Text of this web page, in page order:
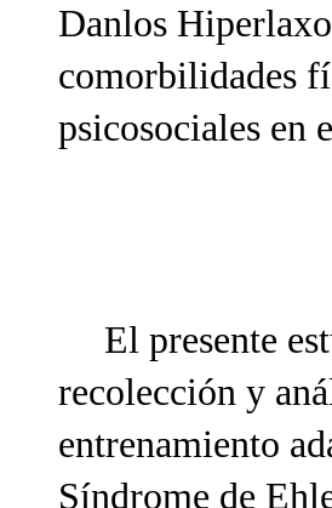
Danlos
comorbilidades
psicosociales en
El presente
recolección y
entrenamiento
Síndrome de